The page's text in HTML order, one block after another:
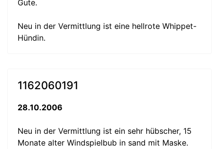
Gute.
Neu in der Vermittlung ist eine hellrote Whippet-
Hündin.
1162060191
28.10.2006
Neu in der Vermittlung ist ein sehr hübscher, 15
Monate alter Windspielbub in sand mit Maske.